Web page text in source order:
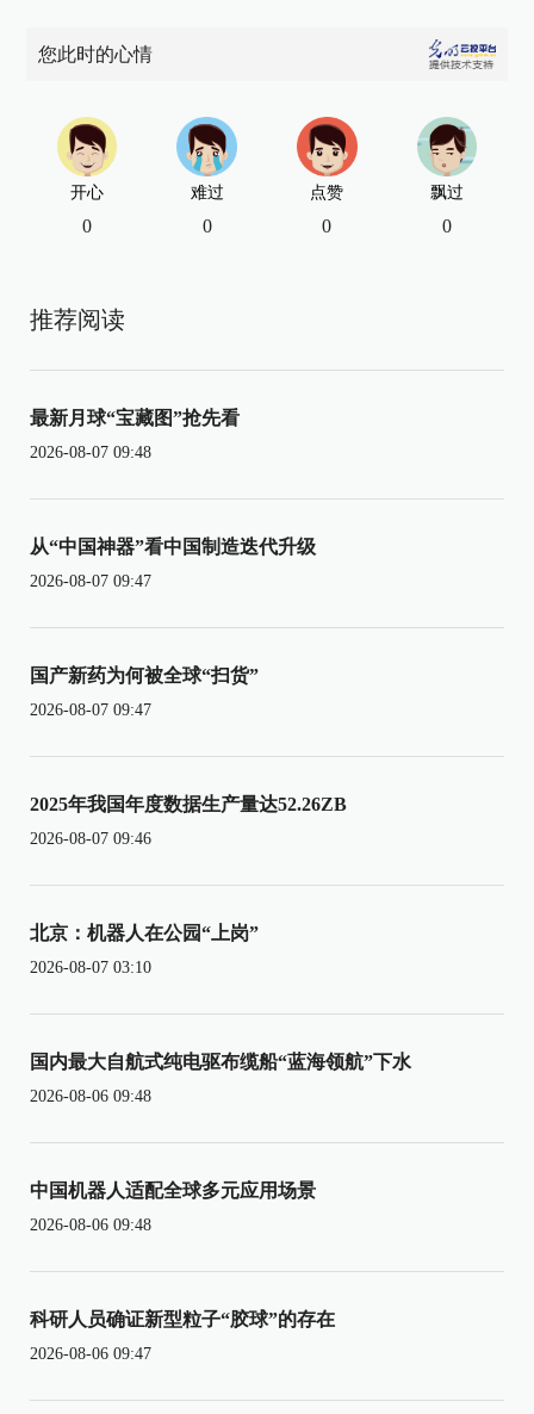
您此时的心情
开心
0
难过
0
点赞
0
飘过
0
推荐阅读
最新月球“宝藏图”抢先看
2026-08-07 09:48
从“中国神器”看中国制造迭代升级
2026-08-07 09:47
国产新药为何被全球“扫货”
2026-08-07 09:47
2025年我国年度数据生产量达52.26ZB
2026-08-07 09:46
北京：机器人在公园“上岗”
2026-08-07 03:10
国内最大自航式纯电驱布缆船“蓝海领航”下水
2026-08-06 09:48
中国机器人适配全球多元应用场景
2026-08-06 09:48
科研人员确证新型粒子“胶球”的存在
2026-08-06 09:47